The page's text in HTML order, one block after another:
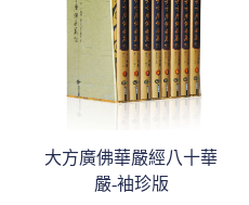
大方廣佛華嚴經八十華
嚴-袖珍版